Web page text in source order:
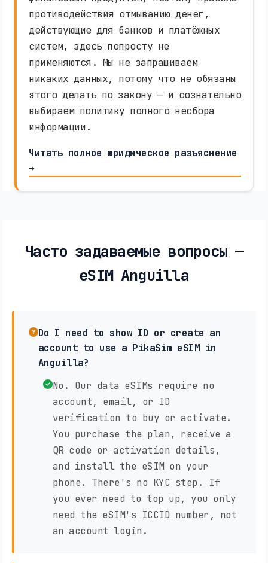
противодействия отмыванию денег,
действующие для банков и платёжных
систем, здесь попросту не
применяются. Мы не запрашиваем
никаких данных, потому что не обязаны
этого делать по закону — и сознательно
выбираем политику полного несбора
информации.
Читать полное юридическое разъяснение
→
Часто задаваемые вопросы —
eSIM Anguilla
Do I need to show ID or create an
account to use a PikaSim eSIM in
Anguilla?
No. Our data eSIMs require no
account, email, or ID
verification to buy or activate.
You purchase the plan, receive a
QR code or activation details,
and install the eSIM on your
phone. There's no KYC step. If
you ever need to top up, you only
need the eSIM's ICCID number, not
an account login.